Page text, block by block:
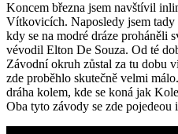
Koncem března jsem navštívil
Vítkovicích. Naposledy jsem
kdy se na modré dráze proháněli
vévodil Elton De Souza. Od té
Závodní okruh zůstal za tu dobu
zde proběhlo skutečně velmi
dráha kolem, kde se koná jak
Oba tyto závody se zde pojedeou